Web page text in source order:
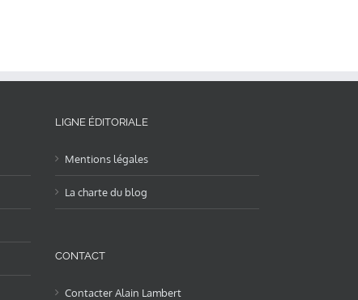
LIGNE ÉDITORIALE
Mentions légales
La charte du blog
CONTACT
Contacter Alain Lambert